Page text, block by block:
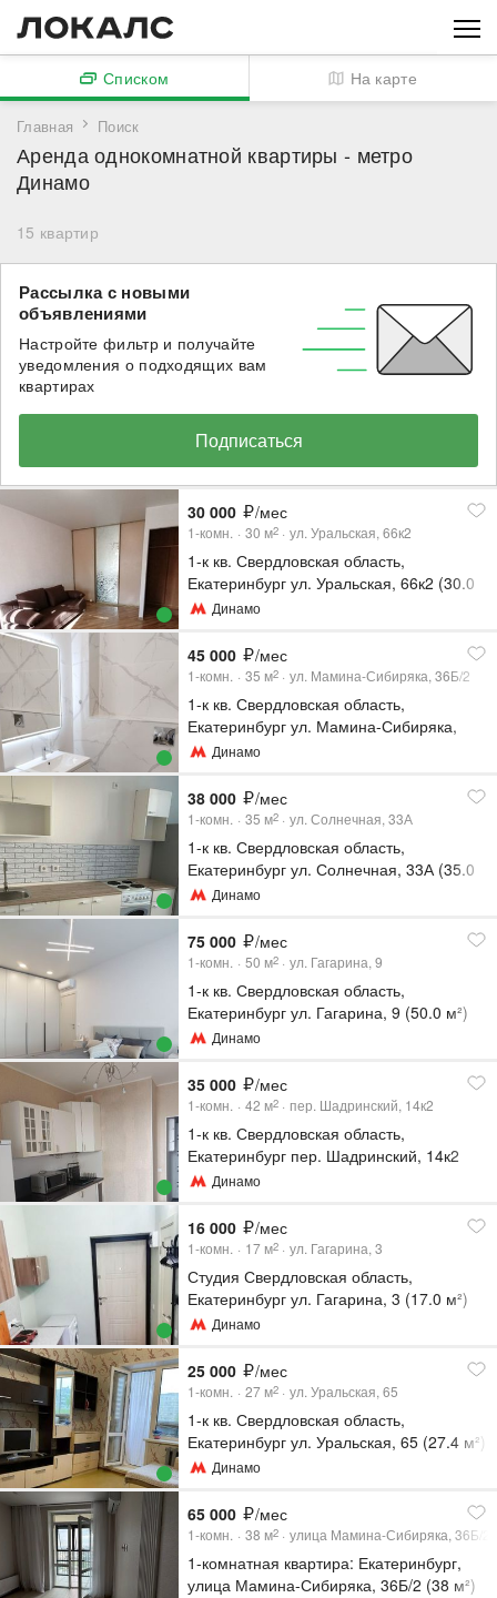
Главная Поиск
Аренда однокомнатной квартиры - метро
Динамо
15 квартир
Списком На карте
Рассылка с новыми
объявлениями
Настройте фильтр и получайте
уведомления о подходящих вам
квартирах
Подписаться
30 000 /мес
1-комн. 30 м2 ул. Уральская, 66к2
1-к кв. Свердловская область,
Екатеринбург ул. Уральская, 66к2 (30.0
м²) Динамо
45 000 /мес
1-комн. 35 м2 ул. Мамина-Сибиряка, 36Б/2
1-к кв. Свердловская область,
Екатеринбург ул. Мамина-Сибиряка,
36Б/2 (35.0 м²)
Динамо
38 000 /мес
1-комн. 35 м2 ул. Солнечная, 33А
1-к кв. Свердловская область,
Екатеринбург ул. Солнечная, 33А (35.0
м²) Динамо
75 000 /мес
1-комн. 50 м2 ул. Гагарина, 9
1-к кв. Свердловская область,
Екатеринбург ул. Гагарина, 9 (50.0 м²)
Динамо
35 000 /мес
1-комн. 42 м2 пер. Шадринский, 14к2
1-к кв. Свердловская область,
Екатеринбург пер. Шадринский, 14к2
(42.0 м²)
Динамо
16 000 /мес
1-комн. 17 м2 ул. Гагарина, 3
Студия Свердловская область,
Екатеринбург ул. Гагарина, 3 (17.0 м²)
Динамо
25 000 /мес
1-комн. 27 м2 ул. Уральская, 65
1-к кв. Свердловская область,
Екатеринбург ул. Уральская, 65 (27.4 м²)
Динамо
65 000 /мес
1-комн. 38 м2 улица Мамина-Сибиряка, 36Б/2
1-комнатная квартира: Екатеринбург,
улица Мамина-Сибиряка, 36Б/2 (38 м²)